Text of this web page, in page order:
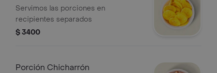
Servimos las porciones en
recipientes separados
$ 3400
Porción Chicharrón